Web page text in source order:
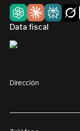
Data fiscal
Dirección